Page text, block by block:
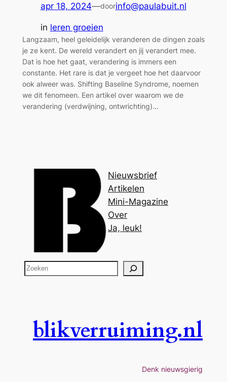
apr 18, 2024—doorinfo@paulabuit.nl
in leren groeien
Langzaam, heel geleidelijk veranderen de dingen zoals
je ze kent. De wereld verandert en jij verandert mee.
Dat is hoe het gaat, verandering is immers een
constante. Het rare is dat je vergeet hoe het daarvoor
ook alweer was. Shifting Baseline Syndrome, noemen
we dit fenomeen. Een artikel over waarom we de
verandering (verdwijning, ontwrichting)…
Nieuwsbrief
Artikelen
Mini-Magazine
Over
Ja, leuk!
Z
blikverruiming.nl
Denk nieuwsgierig